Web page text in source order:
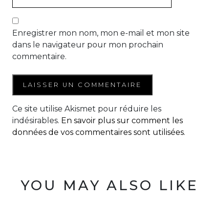
Enregistrer mon nom, mon e-mail et mon site
dans le navigateur pour mon prochain
commentaire.
Ce site utilise Akismet pour réduire les
indésirables. En savoir plus sur comment les
données de vos commentaires sont utilisées.
YOU MAY ALSO LIKE